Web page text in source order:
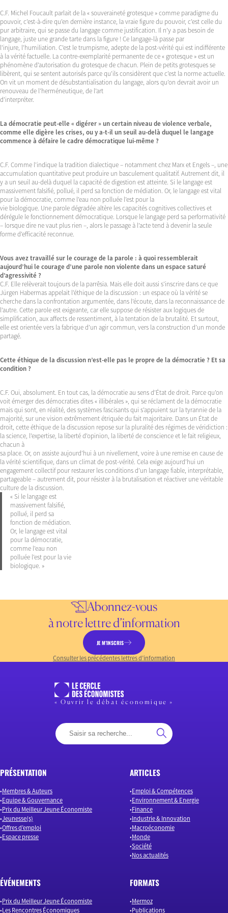
C.F. Michel Foucault parlait de la « souveraineté grotesque » comme paradigme du
pouvoir, c’est-à-dire qu’en dernière instance, la vraie figure du pouvoir, c’est celle du
pur arbitraire, qui se passe du langage comme justification. Il n’y a pas besoin de
langage, juste une grande tarte dans la figure ! Ce langage-là passe par
l’injure, l’humiliation. C’est le trumpisme, adepte de la post-vérité qui est indifférente
à la vérité factuelle. La contre-exemplarité permanente de ce « grotesque » est un
phénomène d’autorisation du grotesque de chacun. Plein de petits grotesques se
libèrent, qui se sentent autorisés parce qu’ils considèrent que c’est la norme actuelle.
On vit un moment de désubstantialisation du langage, alors qu’on devrait avoir un
renouveau de l’herméneutique, de l’art
d’interpréter.
La démocratie peut-elle « digérer » un certain niveau de violence verbale,
comme elle digère les crises, ou y a-t-il un seuil au-delà duquel le langage
commence à défaire le cadre démocratique lui-même ?
C.F. Comme l’indique la tradition dialectique – notamment chez Marx et Engels –, une
accumulation quantitative peut produire un basculement qualitatif. Autrement dit, il
y a un seuil au-delà duquel la capacité de digestion est atteinte. Si le langage est
massivement falsifié, pollué, il perd sa fonction de médiation. Or, le langage est vital
pour la démocratie, comme l’eau non polluée l’est pour la
vie biologique. Une parole dégradée altère les capacités cognitives collectives et
dérégule le fonctionnement démocratique. Lorsque le langage perd sa performativité
– lorsque dire ne vaut plus rien –, alors le passage à l’acte tend à devenir la seule
forme d’efficacité reconnue.
Vous avez travaillé sur le courage de la parole : à quoi ressemblerait
aujourd’hui le courage d’une parole non violente dans un espace saturé
d’agressivité ?
C.F. Elle relèverait toujours de la parrêsia. Mais elle doit aussi s’inscrire dans ce que
Jürgen Habermas appelait l’éthique de la discussion : un espace où la vérité se
cherche dans la confrontation argumentée, dans l’écoute, dans la reconnaissance de
l’autre. Cette parole est exigeante, car elle suppose de résister aux logiques de
simplification, aux affects de ressentiment, à la tentation de la brutalité. Et surtout,
elle est orientée vers la fabrique d’un agir commun, vers la construction d’un monde
partagé.
Cette éthique de la discussion n’est-elle pas le propre de la démocratie ? Et sa
condition ?
C.F. Oui, absolument. En tout cas, la démocratie au sens d’État de droit. Parce qu’on
voit émerger des démocraties dites « illibérales », qui se réclament de la démocratie
mais qui sont, en réalité, des systèmes fascisants qui s’appuient sur la tyrannie de la
majorité, sur une vision extrêmement étriquée du fait majoritaire. Dans un État de
droit, cette éthique de la discussion repose sur la pluralité des régimes de véridiction :
la science, l’expertise, la liberté d’opinion, la liberté de conscience et le fait religieux,
chacun à
sa place. Or, on assiste aujourd’hui à un nivellement, voire à une remise en cause de
la vérité scientifique, dans un climat de post-vérité. Cela exige aujourd’hui un
engagement collectif pour restaurer les conditions d’un langage fiable, interprétable,
partageable – autrement dit, pour résister à la brutalisation et réactiver une véritable
culture de la discussion.
« Si le langage est
massivement falsifié,
pollué, il perd sa
fonction de médiation.
Or, le langage est vital
pour la démocratie,
comme l’eau non
polluée l’est pour la vie
biologique. »
Abonnez-vous
à notre lettre d’information
JE M’INSCRIS
Consulter les précédentes lettres d’information
« Ouvrir le débat économique »
PRÉSENTATION
Membres & Auteurs
Equipe & Gouvernance
Prix du Meilleur Jeune Économiste
Jeunesse(s)
Offres d’emploi
Espace presse
ARTICLES
Emploi & Compétences
Environnement & Energie
Finance
Industrie & Innovation
Macroéconomie
Monde
Société
Nos actualités
ÉVÉNEMENTS
Prix du Meilleur Jeune Économiste
Les Rencontres Économiques
FORMATS
Mermoz
Publications